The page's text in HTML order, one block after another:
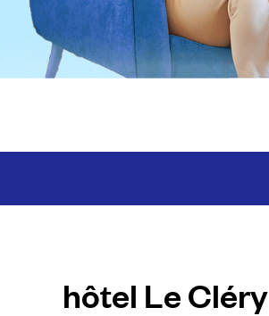
hôtel Le Cléry